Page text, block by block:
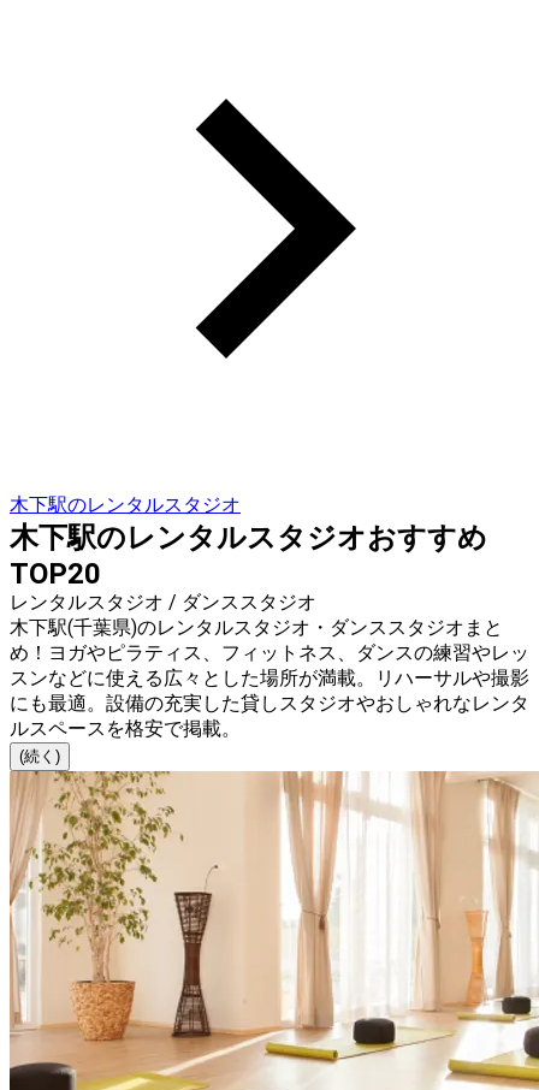
木下駅のレンタルスタジオ
木下駅のレンタルスタジオおすすめ
TOP20
レンタルスタジオ / ダンススタジオ
木下駅(千葉県)のレンタルスタジオ・ダンススタジオまと
め！ヨガやピラティス、フィットネス、ダンスの練習やレッ
スンなどに使える広々とした場所が満載。リハーサルや撮影
にも最適。設備の充実した貸しスタジオやおしゃれなレンタ
ルスペースを格安で掲載。
(続く)